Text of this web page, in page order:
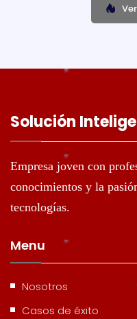
Solución
Empresa joven con
conocimientos y la
tecnologías.
Menu
Nosotros
Casos de éxito